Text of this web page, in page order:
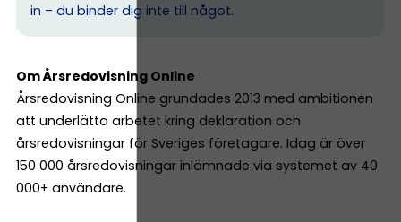
in – du binder dig inte till något.
Om Årsredovisning Online
Årsredovisning Online grundades 2013 med ambitionen
att underlätta arbetet kring deklaration och
årsredovisningar för Sveriges företagare. Idag är över
150 000 årsredovisningar inlämnade via systemet av 40
000+ användare.